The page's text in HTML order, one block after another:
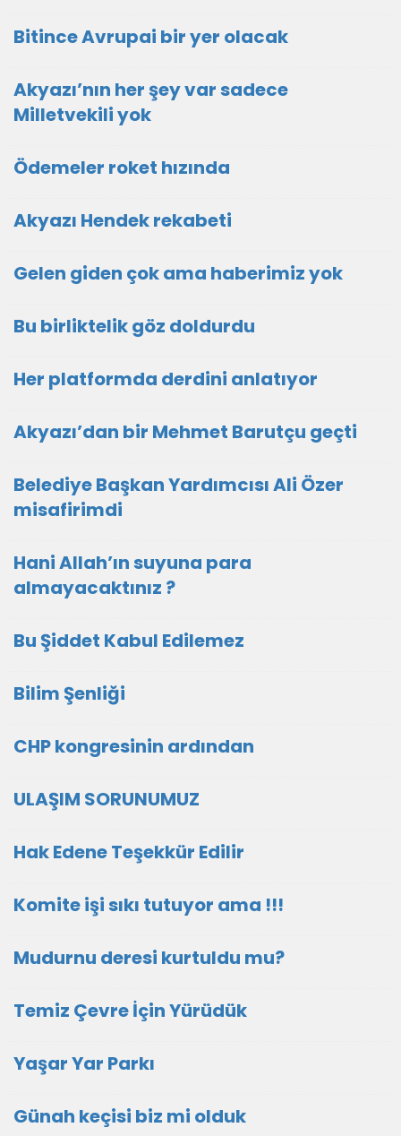
Bitince Avrupai bir yer olacak
Akyazı’nın her şey var sadece
Milletvekili yok
Ödemeler roket hızında
Akyazı Hendek rekabeti
Gelen giden çok ama haberimiz yok
Bu birliktelik göz doldurdu
Her platformda derdini anlatıyor
Akyazı’dan bir Mehmet Barutçu geçti
Belediye Başkan Yardımcısı Ali Özer
misafirimdi
Hani Allah’ın suyuna para
almayacaktınız ?
Bu Şiddet Kabul Edilemez
Bilim Şenliği
CHP kongresinin ardından
ULAŞIM SORUNUMUZ
Hak Edene Teşekkür Edilir
Komite işi sıkı tutuyor ama !!!
Mudurnu deresi kurtuldu mu?
Temiz Çevre İçin Yürüdük
Yaşar Yar Parkı
Günah keçisi biz mi olduk